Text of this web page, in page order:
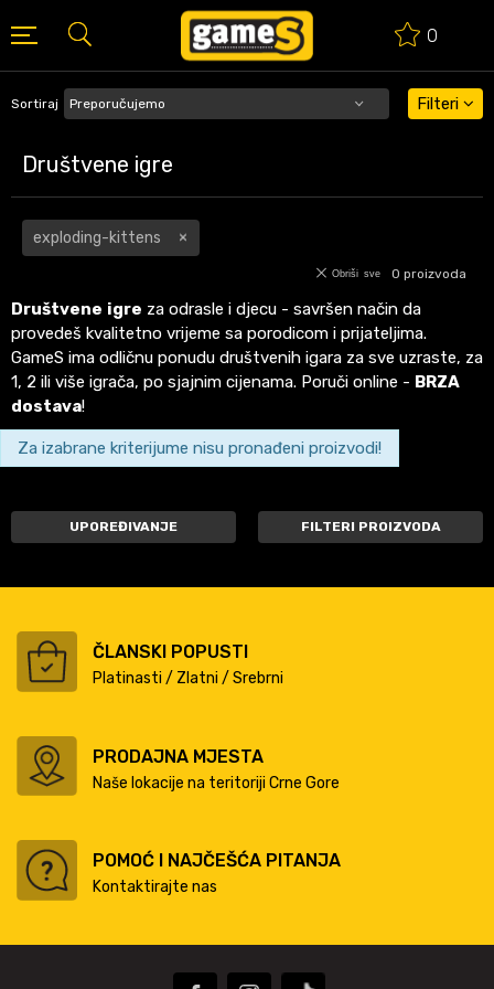
0
BESPLATNA ISPORUKA PORUDŽBINA PREKO 50 EUR
Društvene igre
Sortiraj Filteri
exploding-kittens
0 proizvoda
Obriši sve
Društvene igre za odrasle i djecu - savršen način da
provedeš kvalitetno vrijeme sa porodicom i prijateljima.
GameS ima odličnu ponudu društvenih igara za sve uzraste, za
1, 2 ili više igrača, po sjajnim cijenama. Poruči online - BRZA
dostava!
Za izabrane kriterijume nisu pronađeni proizvodi!
UPOREĐIVANJE FILTERI PROIZVODA
ČLANSKI POPUSTI
Platinasti / Zlatni / Srebrni
PRODAJNA MJESTA
Naše lokacije na teritoriji Crne Gore
POMOĆ I NAJČEŠĆA PITANJA
Kontaktirajte nas